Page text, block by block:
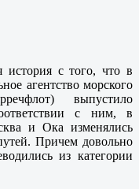
история с того, что в
агентство морского
выпустило
с ним, в
и Ока изменялись
Причем довольно
из категории